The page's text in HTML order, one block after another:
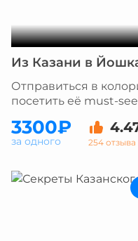
Из Казани в
Отправиться в
посетить её must-
3300₽
254 отзыва
за одного